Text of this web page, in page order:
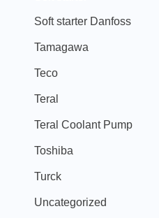
Soft starter Danfoss
Tamagawa
Teco
Teral
Teral Coolant Pump
Toshiba
Turck
Uncategorized